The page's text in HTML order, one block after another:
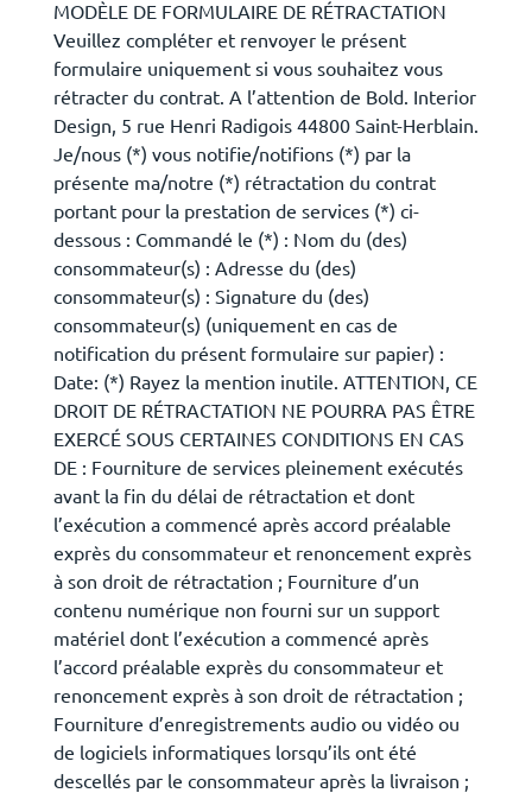
MODÈLE DE FORMULAIRE DE RÉTRACTATION
Veuillez compléter et renvoyer le présent
formulaire uniquement si vous souhaitez vous
rétracter du contrat. A l’attention de Bold. Interior
Design, 5 rue Henri Radigois 44800 Saint-Herblain.
Je/nous (*) vous notifie/notifions (*) par la
présente ma/notre (*) rétractation du contrat
portant pour la prestation de services (*) ci-
dessous : Commandé le (*) : Nom du (des)
consommateur(s) : Adresse du (des)
consommateur(s) : Signature du (des)
consommateur(s) (uniquement en cas de
notification du présent formulaire sur papier) :
Date: (*) Rayez la mention inutile. ATTENTION, CE
DROIT DE RÉTRACTATION NE POURRA PAS ÊTRE
EXERCÉ SOUS CERTAINES CONDITIONS EN CAS
DE : Fourniture de services pleinement exécutés
avant la fin du délai de rétractation et dont
l’exécution a commencé après accord préalable
exprès du consommateur et renoncement exprès
à son droit de rétractation ; Fourniture d’un
contenu numérique non fourni sur un support
matériel dont l’exécution a commencé après
l’accord préalable exprès du consommateur et
renoncement exprès à son droit de rétractation ;
Fourniture d’enregistrements audio ou vidéo ou
de logiciels informatiques lorsqu’ils ont été
descellés par le consommateur après la livraison ;